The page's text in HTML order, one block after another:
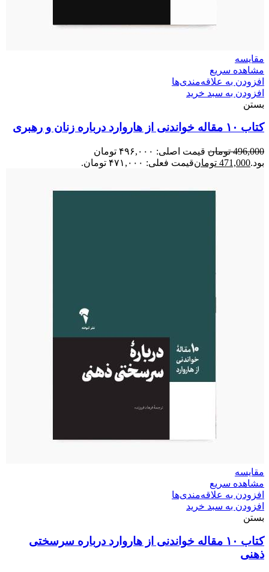
مقایسه
مشاهده سریع
افزودن به علاقه‌مندی‌ها
افزودن به سبد خرید
بستن
کتاب ۱۰ مقاله خواندنی از هاروارد درباره زنان و رهبری
496,000 تومان
قیمت اصلی: ۴۹۶,۰۰۰ تومان
بود.471,000 تومانقیمت فعلی: ۴۷۱,۰۰۰ تومان.
مقایسه
مشاهده سریع
افزودن به علاقه‌مندی‌ها
افزودن به سبد خرید
بستن
کتاب ۱۰ مقاله خواندنی از هاروارد درباره سرسختی
ذهنی